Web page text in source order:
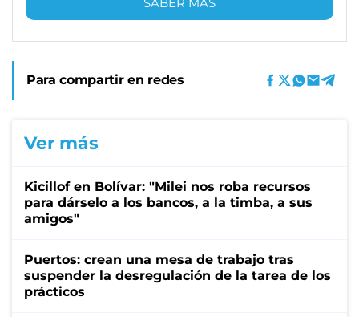
Para compartir en redes
Ver más
Kicillof en Bolívar: "Milei nos roba recursos
para dárselo a los bancos, a la timba, a sus
amigos"
Puertos: crean una mesa de trabajo tras
suspender la desregulación de la tarea de los
prácticos